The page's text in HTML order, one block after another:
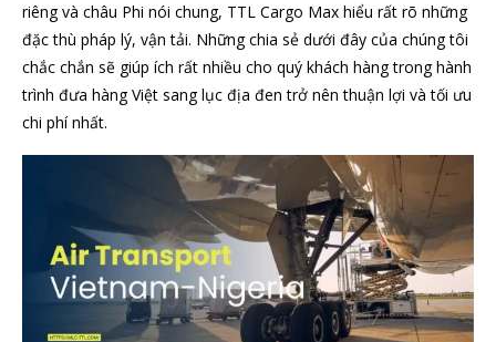
riêng và châu Phi nói chung, TTL Cargo Max hiểu rất rõ những
đặc thù pháp lý, vận tải. Những chia sẻ dưới đây của chúng tôi
chắc chắn sẽ giúp ích rất nhiều cho quý khách hàng trong hành
trình đưa hàng Việt sang lục địa đen trở nên thuận lợi và tối ưu
chi phí nhất.